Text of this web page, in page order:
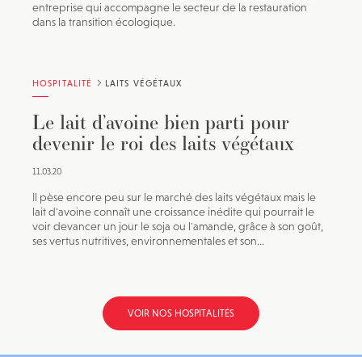
entreprise qui accompagne le secteur de la restauration
dans la transition écologique.
HOSPITALITÉ LAITS VÉGÉTAUX
Le lait d’avoine bien parti pour
devenir le roi des laits végétaux
11.03.20
Il pèse encore peu sur le marché des laits végétaux mais le
lait d'avoine connaît une croissance inédite qui pourrait le
voir devancer un jour le soja ou l'amande, grâce à son goût,
ses vertus nutritives, environnementales et son...
VOIR NOS HOSPITALITÉS